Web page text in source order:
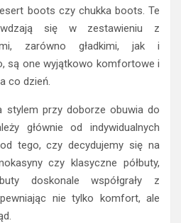
boots czy chukka boots. Te
się w zestawieniu z
zarówno gładkimi, jak i
są one wyjątkowo komfortowe i
co dzień.
stylem przy doborze obuwia do
głównie od indywidualnych
tego, czy decydujemy się na
czy klasyczne półbuty,
doskonale współgrały z
nie tylko komfort, ale